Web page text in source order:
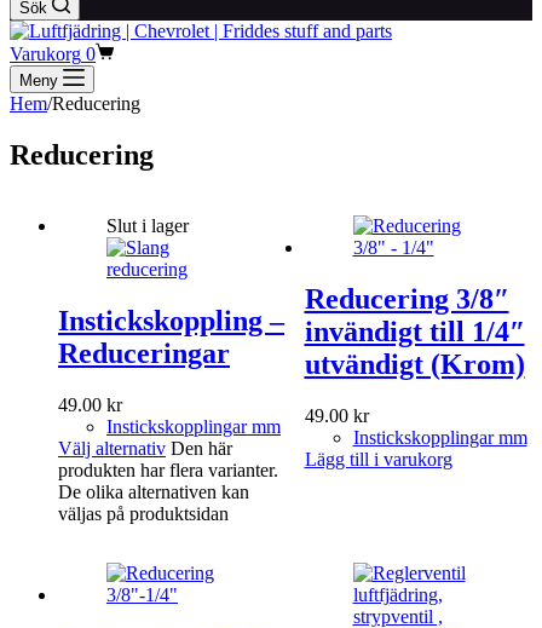
Sök
Varukorg 0
Meny
Hem/Reducering
Reducering
Slut i lager
Instickskoppling –
Reduceringar
49.00 kr
Instickskopplingar mm
Välj alternativ Den här
produkten har flera varianter.
De olika alternativen kan
väljas på produktsidan
Reducering 3/8″
invändigt till 1/4″
utvändigt (Krom)
49.00 kr
Instickskopplingar mm
Lägg till i varukorg